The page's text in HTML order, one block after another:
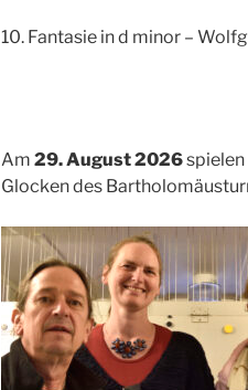
10. Fantasie in d minor –
Am 29. August 2026spielen
Glocken des